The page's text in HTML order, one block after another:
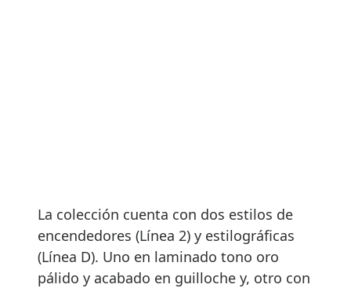
La colección cuenta con dos estilos de
encendedores (Línea 2) y estilográficas
(Línea D). Uno en laminado tono oro
pálido y acabado en guilloche y, otro con